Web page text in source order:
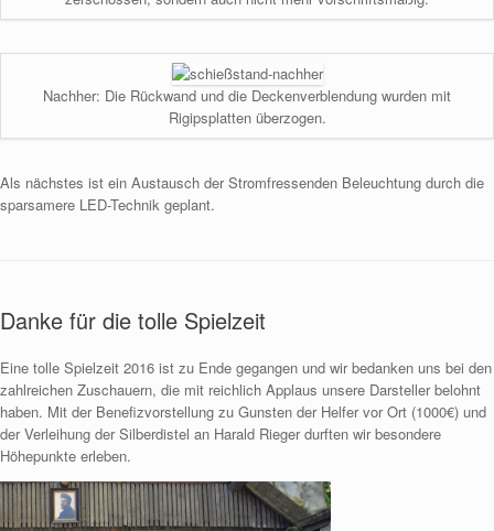
Nachher: Die Rückwand und die Deckenverblendung wurden mit
Rigipsplatten überzogen.
Als nächstes ist ein Austausch der Stromfressenden Beleuchtung durch die
sparsamere LED-Technik geplant.
Danke für die tolle Spielzeit
Eine tolle Spielzeit 2016 ist zu Ende gegangen und wir bedanken uns bei den
zahlreichen Zuschauern, die mit reichlich Applaus unsere Darsteller belohnt
haben. Mit der Benefizvorstellung zu Gunsten der Helfer vor Ort (1000€) und
der Verleihung der Silberdistel an Harald Rieger durften wir besondere
Höhepunkte erleben.